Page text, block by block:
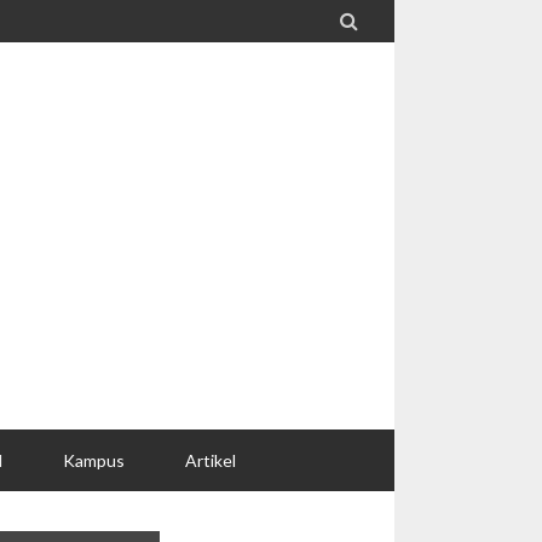

Kampus Artikel